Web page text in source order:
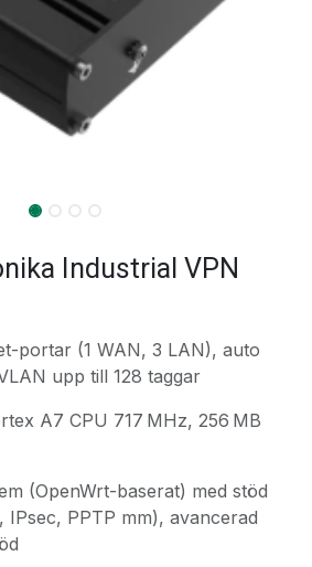
Industrial VPN
portar (1 WAN, 3 LAN), auto
upp till 128 taggar
A7 CPU 717 MHz, 256 MB
(OpenWrt-baserat) med stöd
IPsec, PPTP mm), avancerad